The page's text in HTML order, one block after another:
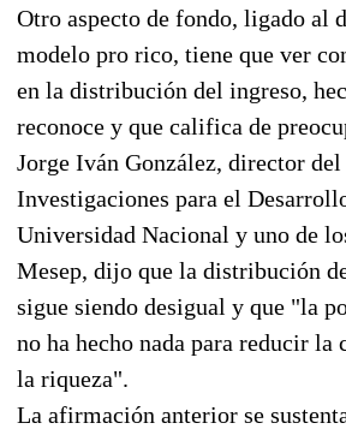
Otro aspecto de fondo, ligado al
modelo pro rico, tiene que ver
en la distribución del ingreso,
reconoce y que califica de
Jorge Iván González, director
Investigaciones para el
Universidad Nacional y uno de
Mesep, dijo que la distribución
sigue siendo desigual y que "la
no ha hecho nada para reducir la
la riqueza".
La afirmación anterior se